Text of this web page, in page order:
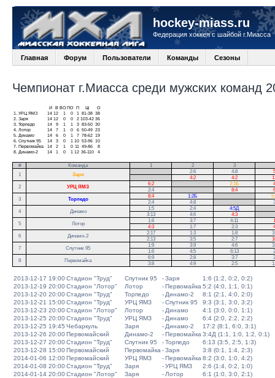
hockey-miass.ru
Федерация хоккея с шайбой г.Миасса
Главная Форум Пользователи Команды Сезоны
Чемпионат г.Миасса среди мужских команд
И В ВО ПО П
О
1.
УРЦ ЯМЗ 14 12 1 0 1 81-38 38
2. Заря 14 12 0 0 2 103-42 36
3. Торпедо 14 9 1 1 3 83-50 30
4. Лотор 14 7 1 0 6 50-49 23
5.
Динамо 14 6 0 1 7 78-62 19
6. Спутник 95 14 3 0 1 10 53-96 10
7.
Первомайка 14 2 1 0 11 49-86
8
8.
Динамо-2 14 1 0 1 12 36-110 4
# Команда 1 2 3
1
Заря
2:6 4:8
4:2 4:2
2
УРЦ ЯМЗ
6:2 2:1Б
2:4
8:4
3
Торпедо
8:4 1:2Б
2:4
4:8
4
Динамо
1:5 2:4 4:5Д
3:13
4:6 4:3
5
Лотор
1:6 3:7 4:11
4:3
1:7 2:3
6
Динамо-2
2:17 1:3 1:8
2:13
3:5 2:7
7
Спутник 95
1:9 3:9 4:6
1:6
4:5 6:13
8
Первомайка
6:9 2:8 3:7
3:8
4:9 2:5
2013-12-17 19:00Стадион "Труд" Спутник 95 -Заря
1:6 (1:2, 0:2, 0:2)
2013-12-19 20:00Стадион "Лотор" Лотор -Первомайка 5:2 (4:0, 1:1, 0:1)
2013-12-20 20:00Стадион "Труд" Торпедо - Динамо-2
8:1 (2:1, 4:0, 2:0)
2013-12-21 15:00Стадион "Труд" УРЦ ЯМЗ -Спутник 95
9:3 (3:1, 3:0, 3:2)
2013-12-23 20:00Стадион "Лотор" Лотор - Динамо
4:1 (3:0, 0:0, 1:1)
2013-12-25 20:00Стадион "Труд" УРЦ ЯМЗ - Динамо
6:4 (2:0, 2:2, 2:2)
2013-12-25 19:45 Чебаркуль Заря - Динамо-2
17:2 (8:1, 6:0, 3:1)
2013-12-26 20:00Первомайский Динамо-2 -Первомайка 3:4Д (1:1, 1:0, 1:2, 0:1)
2013-12-27 20:00Стадион "Труд" Спутник 95 -Торпедо
6:13 (3:5, 2:5, 1:3)
2013-12-28 15:00Первомайский Первомайка -Заря
3:8 (0:1, 1:4, 2:3)
2014-01-06 12:00Первомайский УРЦ ЯМЗ -Первомайка 8:2 (3:0, 1:0, 4:2)
2014-01-08 20:00Стадион "Труд" Заря -УРЦ ЯМЗ
2:6 (1:4, 0:2, 1:0)
2014-01-14 20:00Стадион "Лотор" Заря - Лотор
6:1 (1:0, 3:0, 2:1)